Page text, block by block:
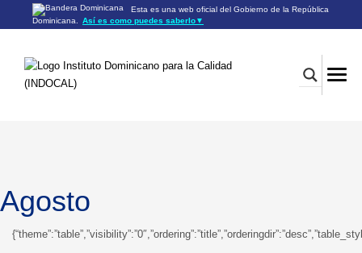
Esta es una web oficial del Gobierno de la República
Dominicana.
Así es como puedes saberlo▼
Los sitios web oficiales utilizan .gob.do o .gov.do
Los sitios web oficiales .gob.do o .gov.do seguros utilizan
HTTPS
Agosto